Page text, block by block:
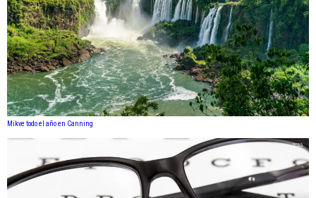
Mikve todo el año en Canning